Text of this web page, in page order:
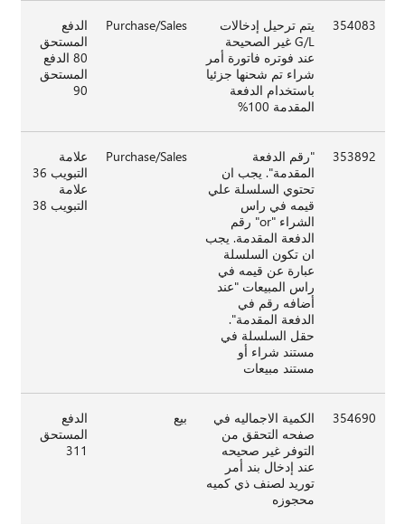
354083
يتم ترحيل إدخالات
G/L غير الصحيحة
عند فوتره فاتورة أمر
شراء تم شحنها جزئيا
باستخدام الدفعة
المقدمة 100%
Purchase/Sales
الدفع
المستحق
80 الدفع
المستحق
90
353892
"رقم الدفعة
المقدمة". يجب ان
تحتوي السلسلة علي
قيمه في راس
الشراء "or" رقم
الدفعة المقدمة. يجب
ان تكون السلسلة
عبارة عن قيمه في
راس المبيعات "عند
أضافه رقم في
الدفعة المقدمة".
حقل السلسلة في
مستند شراء أو
مستند مبيعات
Purchase/Sales
علامة
التبويب 36
علامة
التبويب 38
354690
الكمية الاجماليه في
صفحه التحقق من
التوفر غير صحيحه
عند إدخال بند أمر
توريد لصنف ذي كميه
محجوزه
بيع
الدفع
المستحق
311